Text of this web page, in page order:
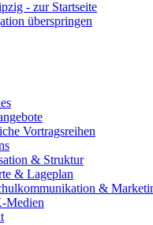
überspringen
Vortragsreihen
& Struktur
& Lageplan
&
Medien